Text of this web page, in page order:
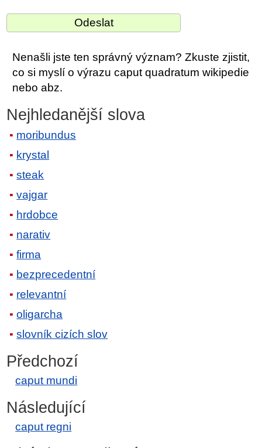
Nenašli jste ten správný význam? Zkuste zjistit,
co si myslí o výrazu caput quadratum wikipedie
nebo abz.
Nejhledanější slova
moribundus
krystal
steak
vajgar
hrdobce
narativ
firma
bezprecedentní
relevantní
oligarcha
slovník cizích slov
Předchozí
caput mundi
Následující
caput regni